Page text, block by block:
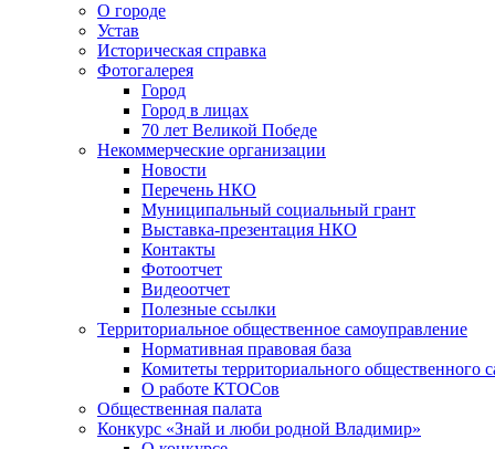
О городе
Устав
Историческая справка
Фотогалерея
Город
Город в лицах
70 лет Великой Победе
Некоммерческие организации
Новости
Перечень НКО
Муниципальный социальный грант
Выставка-презентация НКО
Контакты
Фотоотчет
Видеоотчет
Полезные ссылки
Территориальное общественное самоуправление
Нормативная правовая база
Комитеты территориального общественного
О работе КТОСов
Общественная палата
Конкурс «Знай и люби родной Владимир»